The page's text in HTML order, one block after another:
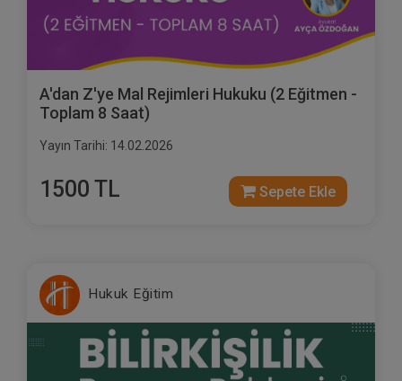
A'dan Z'ye Mal Rejimleri Hukuku (2 Eğitmen -
Toplam 8 Saat)
Yayın Tarihi: 14.02.2026
1500 TL Sepete Ekle
Hukuk Eğitim